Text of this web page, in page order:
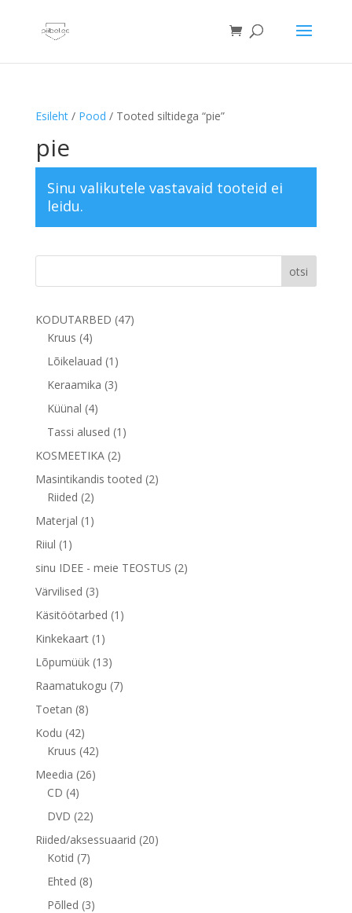
Esileht/ Pood / Tooted siltidega “pie”
pie
Sinu valikutele vastavaid tooteid ei
leidu.
otsi
KODUTARBED 4747
Kruus 44
toodet
Lõikelauad 1 1
toode
Keraamika 33
Küünal 44
toodet
Tassi alused 1 1
KOSMEETIKA 22
toodet
Masintikandis tooted 22
Riided 22
toodet
Materjal 1 1
Riiul 1 1
toode
sinu IDEE - meie TEOSTUS 22
Värvilised 33
toodet
Käsitöötarbed 1 1
Kinkekaart 1 1
toode
Lõpumüük 1313
toodet
Raamatukogu 77
Toetan 88
Kodu 4242
toodet
Kruus 4242
toodet
Meedia 2626
CD 44
toodet
DVD 2222
Riided/aksessuaarid 2020
Kotid 77
toodet
Ehted 88
toodet
Põlled 33